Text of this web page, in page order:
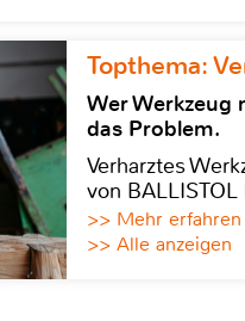
Topthema:
Wer Werkzeug
das Problem.
Verharztes
von
>> Mehr erfahren
>> Alle anzeigen